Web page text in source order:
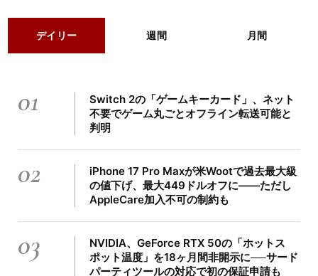
デイリー 週間 月間
01
Switch 2の「ゲームキーカード」、ネット
不要でゲーム丸ごとオフライン転送可能と
判明
02
iPhone 17 Pro Maxが米Wootで過去最大級
の値下げ、最大449ドルオフに――ただし
AppleCare加入不可の制約も
03
NVIDIA、GeForce RTX 50の「ホットス
ポット温度」を18ヶ月間非開示に──サード
パーティツールの対応で初の保証申請も